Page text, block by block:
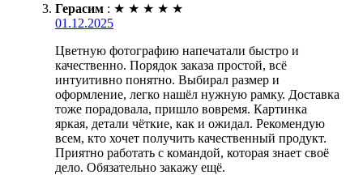
Герасим : ★ ★ ★ ★ ★
01.12.2025
Цветную фотографию напечатали быстро и
качественно. Порядок заказа простой, всё
интуитивно понятно. Выбирал размер и
оформление, легко нашёл нужную рамку. Доставка
тоже порадовала, пришло вовремя. Картинка
яркая, детали чёткие, как и ожидал. Рекомендую
всем, кто хочет получить качественный продукт.
Приятно работать с командой, которая знает своё
дело. Обязательно закажу ещё.